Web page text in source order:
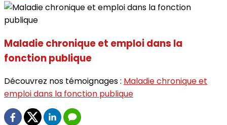
Maladie chronique et emploi dans la
fonction publique
Découvrez nos témoignages : Maladie chronique et
emploi dans la fonction publique